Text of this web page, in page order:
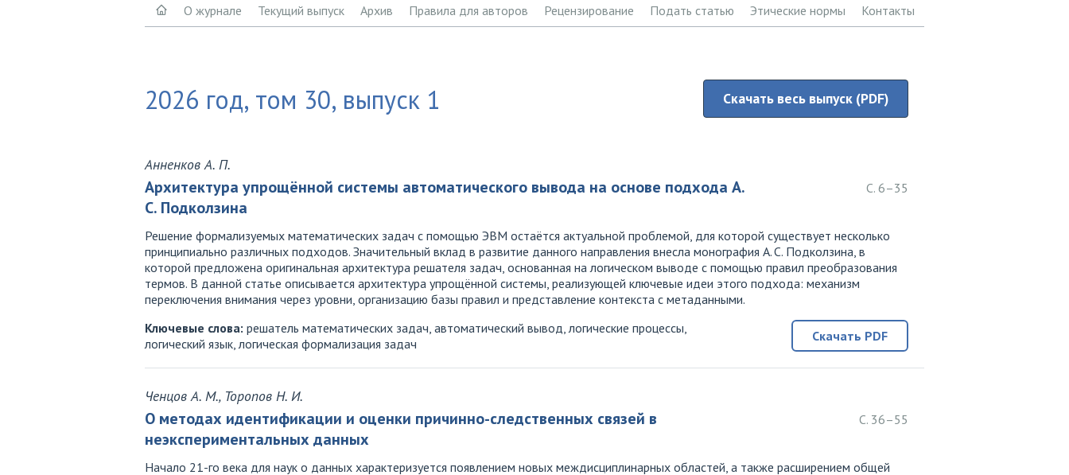
О журнале Текущий выпуск Архив Правила для авторов Рецензирование Подать статью Этические нормы Контакты
2026 год, том 30, выпуск 1 Скачать весь выпуск (PDF)
Анненков А. П.
Архитектура упрощённой системы автоматического вывода на основе подхода А.
С. Подколзина
С. 6–35
Решение формализуемых математических задач с помощью ЭВМ остаётся актуальной проблемой, для которой существует несколько
принципиально различных подходов. Значительный вклад в развитие данного направления внесла монография А. С. Подколзина, в
которой предложена оригинальная архитектура решателя задач, основанная на логическом выводе с помощью правил преобразования
термов. В данной статье описывается архитектура упрощённой системы, реализующей ключевые идеи этого подхода: механизм
переключения внимания через уровни, организацию базы правил и представление контекста с метаданными.
Ключевые слова: решатель математических задач, автоматический вывод, логические процессы,
логический язык, логическая формализация задач
Скачать PDF
Ченцов А. М., Торопов Н. И.
О методах идентификации и оценки причинно-следственных связей в
неэкспериментальных данных
С. 36–55
Начало 21-го века для наук о данных характеризуется появлением новых междисциплинарных областей, а также расширением общей